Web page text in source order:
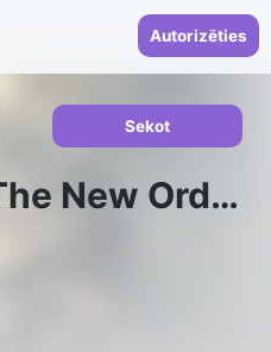
Autorizēties
Wolfenstein: The New Order
Sekot